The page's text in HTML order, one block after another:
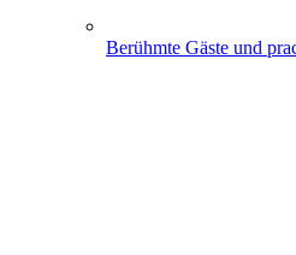
Berühmte Gäste und